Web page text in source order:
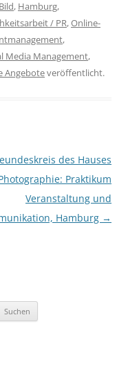
, Hamburg,
/ PR,Online-
,
Media Management,
Angeboteveröffentlicht.
des Hauses
Praktikum
Veranstaltung und
Hamburg →